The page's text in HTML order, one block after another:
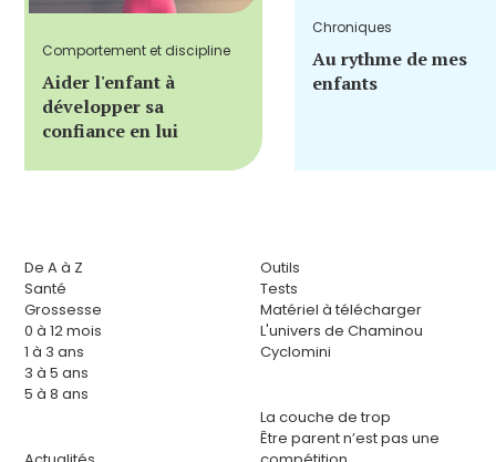
Comportement et discipline
Aider l'enfant à
développer sa
confiance en lui
Chroniques
Au rythme de mes
enfants
De A à Z
Santé
Grossesse
0 à 12 mois
1 à 3 ans
3 à 5 ans
5 à 8 ans
Outils
Tests
Matériel à télécharger
L'univers de Chaminou
Cyclomini
La couche de trop
Être parent n’est pas une